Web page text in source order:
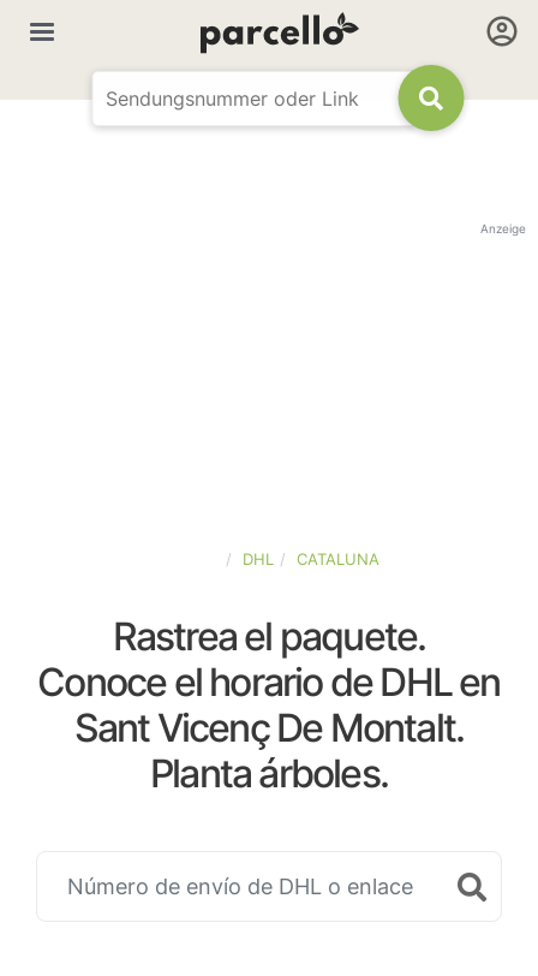
Anzeige
DHL CATALUNA
Rastrea el paquete.
Conoce el horario de DHL en
Sant Vicenç De Montalt.
Planta árboles.